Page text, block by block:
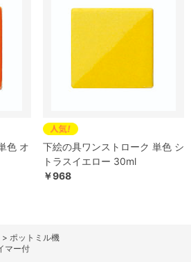
色 オ
下絵の具ワンストローク 単色 シ
トラスイエロー 30ml
￥968
> ポットミル機
マー付